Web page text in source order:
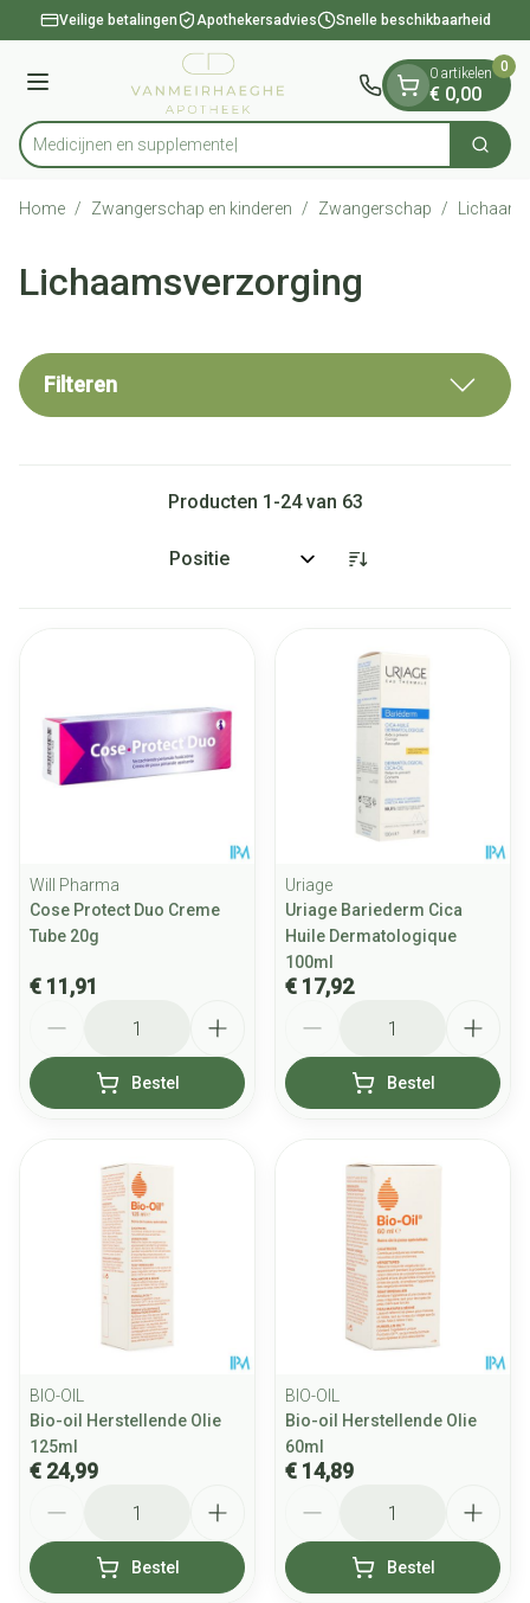
Ga naar de inhoud
1 van 1Veilige betalingen Apothekersadvies Snelle beschikbaarheid
Menu
Product, merk, categorie...
Medicij Zoek
0 artikelen
€ 0,00
0
Home / Zwangerschap en kinderen / Zwangerschap /
Lichaamsverzorging
Filteren
Producten 1 -24van 63
Sorteer op:
Will Pharma
Cose Protect Duo Creme
Tube 20g
€ 11,91
Bestel
Uriage
Uriage Bariederm Cica
Huile Dermatologique
100ml
€ 17,92
Bestel
BIO-OIL
Bio-oil Herstellende Olie
125ml
€ 24,99
Bestel
BIO-OIL
Bio-oil Herstellende Olie
60ml
€ 14,89
Bestel